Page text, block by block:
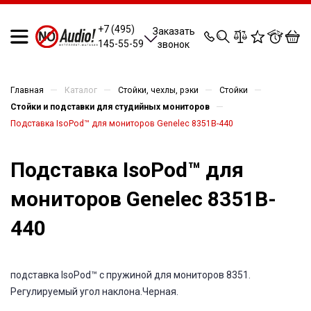
+7 (495)
145-55-59
Заказать
звонок
0 0 0 0
Главная — Каталог — Стойки, чехлы, рэки — Стойки —
Стойки и подставки для студийных мониторов —
Подставка IsoPod™ для мониторов Genelec 8351B-440
Подставка IsoPod™ для
мониторов Genelec 8351B-
440
подставка IsoPod™ с пружиной для мониторов 8351.
Регулируемый угол наклона.Черная.